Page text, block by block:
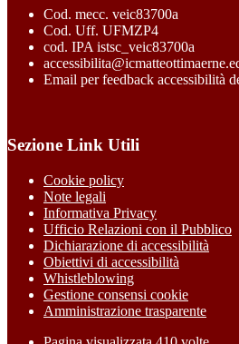
Cod. mecc. veic83700a
Cod. Uff. UFMZP4
cod. IPA istsc_veic83700a
Email per feedback accessibilità
Sezione Link Utili
Cookie policy
Note legali
Informativa Privacy
Ufficio Relazioni con il Pubblico
Dichiarazione di accessibilità
Obiettivi di accessibilità
Whistleblowing
Gestione consensi cookie
Amministrazione trasparente